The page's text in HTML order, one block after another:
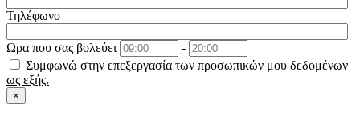
Τηλέφωνο
Ωρα που σας βολεύει
-
Συμφωνώ στην επεξεργασία των προσωπικών μου δεδομένων
ως εξής.
×